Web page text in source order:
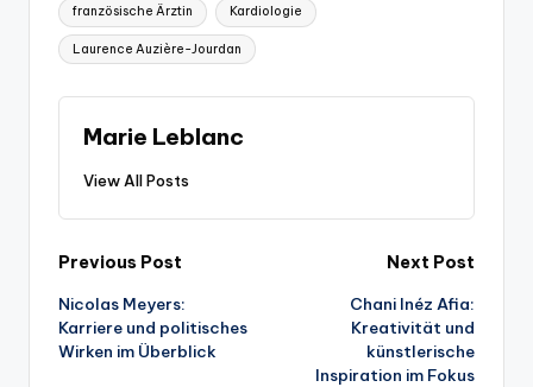
französische Ärztin Kardiologie
Laurence Auzière-Jourdan
Marie Leblanc
View All Posts
Post
navigation
Previous Post
Nicolas Meyers:
Karriere und politisches
Wirken im Überblick
Next Post
Chani Inéz Afia:
Kreativität und
künstlerische
Inspiration im Fokus